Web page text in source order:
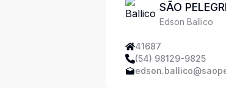
SÃO
Edson Ballico
41687
(54) 98129-9825